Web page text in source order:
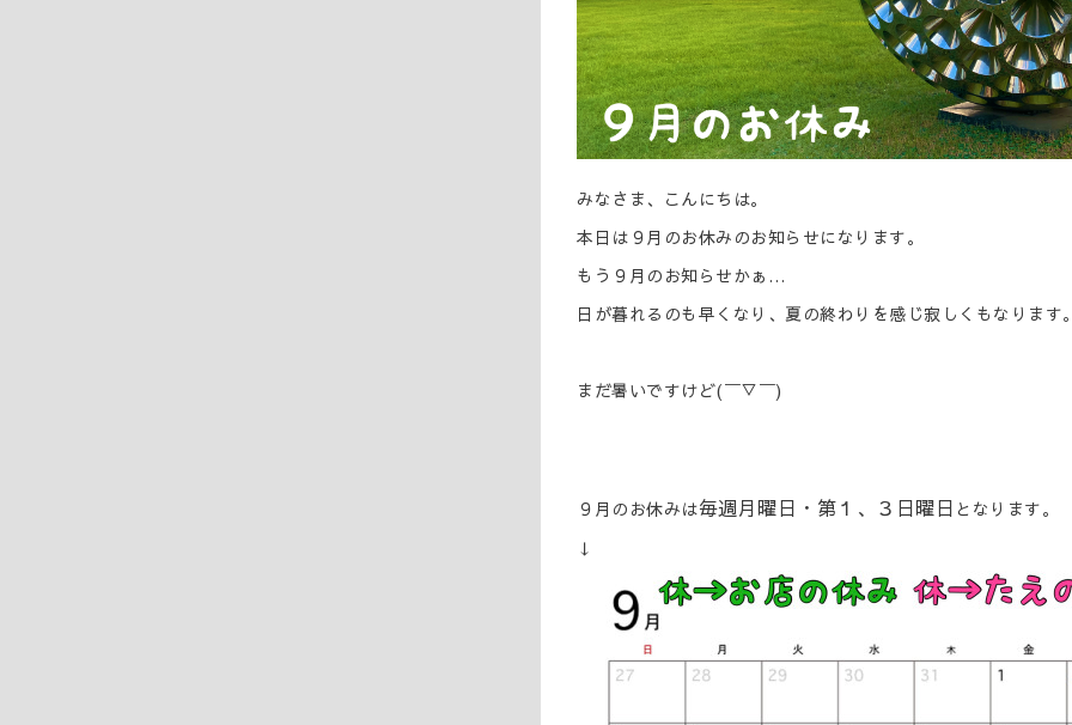
みなさま、こんにちは。
本日は９月のお休みのお知らせになります。
もう９月のお知らせかぁ…
日が暮れるのも早くなり、夏の終わりを感じ寂しくもなります
まだ暑いですけど(￣▽￣)
９月のお休みは毎週月曜日・第１、３日曜日 となります。
↓